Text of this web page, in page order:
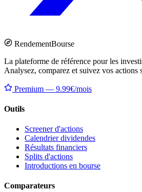
RendementBourse
La plateforme de référence pour les
Analysez, comparez et suivez vos actions
Premium — 9.99€/mois
Outils
Screener d'actions
Calendrier dividendes
Résultats financiers
Splits d'actions
Introductions en bourse
Comparateurs